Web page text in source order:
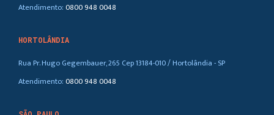
Atendimento:0800 948 0048
HORTOLÂNDIA
Rua Pr. Hugo Gegembauer, 265 Cep 13184-010 / Hortolândia - SP
Atendimento:0800 948 0048